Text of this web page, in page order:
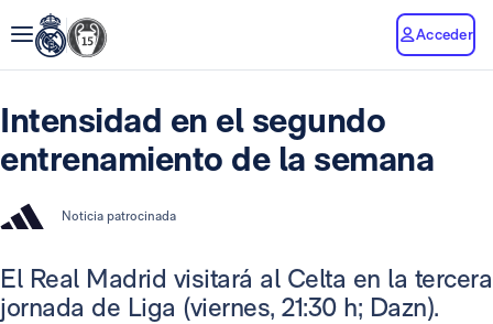
Acceder
Intensidad en el segundo
entrenamiento de la semana
Noticia patrocinada
El Real Madrid visitará al Celta en la tercera
jornada de Liga (viernes, 21:30 h; Dazn).